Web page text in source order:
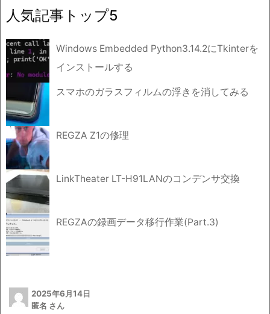
イ
ブ
人気記事トップ5
Windows Embedded Python3.14.2にTkinterを
インストールする
スマホのガラスフィルムの浮きを消してみる
REGZA Z1の修理
LinkTheater LT-H91LANのコンデンサ交換
REGZAの録画データ移行作業(Part.3)
2025年6月14日
匿名 さん